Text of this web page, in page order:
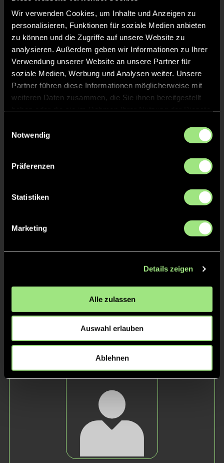
Wir verwenden Cookies, um Inhalte und Anzeigen zu
personalisieren, Funktionen für soziale Medien anbieten
zu können und die Zugriffe auf unsere Website zu
analysieren. Außerdem geben wir Informationen zu Ihrer
Verwendung unserer Website an unsere Partner für
soziale Medien, Werbung und Analysen weiter. Unsere
Partner führen diese Informationen möglicherweise mit
weiteren Daten zusammen, die Sie ihnen bereitgestellt
Notwendig
Präferenzen
Statistiken
Marketing
Details zeigen
Alle zulassen
Auswahl erlauben
Ablehnen
Eva
W.
Luise
B.
Staff
Michael
Marz